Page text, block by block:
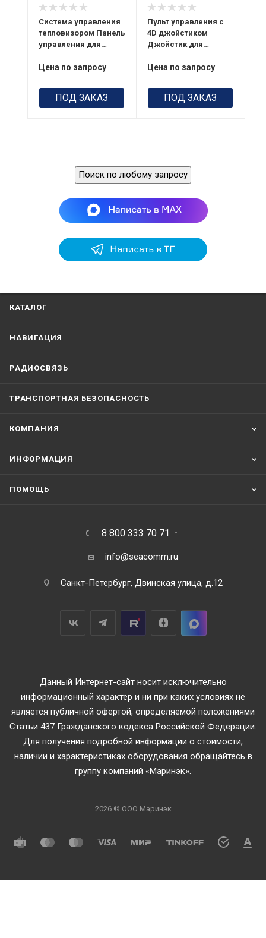
Система управления
тепловизором Панель
управления для
Цена по запросу
ПОД ЗАКАЗ
Пульт управления с
4D джойстиком
Джойстик для
Цена по запросу
ПОД ЗАКАЗ
Поиск по любому запросу
КАТАЛОГ
НАВИГАЦИЯ
РАДИОСВЯЗЬ
ТРАНСПОРТНАЯ БЕЗОПАСНОСТЬ
КОМПАНИЯ
ИНФОРМАЦИЯ
ПОМОЩЬ
8 800 333 70 71
info@seacomm.ru
Санкт-Петербург, Двинская улица, д.12
Данный Интернет-сайт носит исключительно
информационный характер и ни при каких условиях не
является публичной офертой, определяемой положениями
Статьи 437 Гражданского кодекса Российской Федерации.
Для получения подробной информации о стоимости,
наличии и характеристиках оборудования обращайтесь в
группу компаний «Маринэк».
2026 © ООО Маринэк